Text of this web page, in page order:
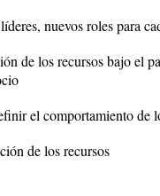
nuevos roles para
de los recursos bajo el
el comportamiento de
de los recursos